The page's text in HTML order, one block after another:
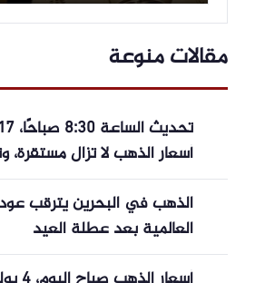
مقالات منوعة
163500.
الذهب في البحرين يترقب
العالمية بعد عطلة العيد